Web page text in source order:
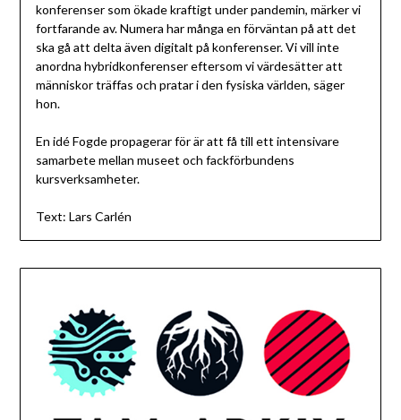
konferenser som ökade kraftigt under pandemin, märker vi
fortfarande av. Numera har många en förväntan på att det
ska gå att delta även digitalt på konferenser. Vi vill inte
anordna hybridkonferenser eftersom vi värdesätter att
människor träffas och pratar i den fysiska världen, säger
hon.
En idé Fogde propagerar för är att få till ett intensivare
samarbete mellan museet och fackförbundens
kursverksamheter.
Text: Lars Carlén